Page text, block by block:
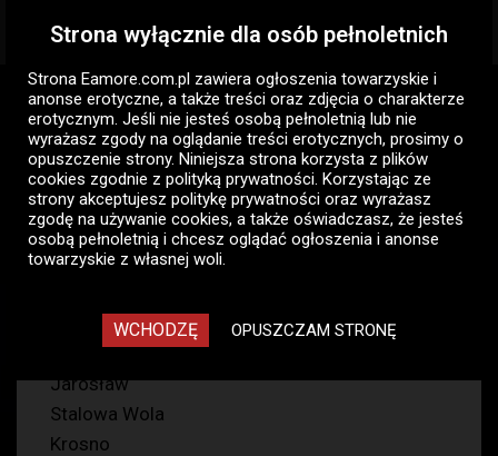
Eamore.com.pl Ogłoszenia pań
Pani szuka pana
Podkarpackie
Pani szuka pana - ogłoszenia
towarzyskie pań Podkarpackie
117
Rzeszów
Przemyśl
Jarosław
Stalowa Wola
Krosno
Strona wyłącznie dla osób pełnoletnich
Strona Eamore.com.pl zawiera ogłoszenia towarzyskie i
anonse erotyczne, a także treści oraz zdjęcia o charakterze
erotycznym. Jeśli nie jesteś osobą pełnoletnią lub nie
wyrażasz zgody na oglądanie treści erotycznych, prosimy o
opuszczenie strony. Niniejsza strona korzysta z plików
cookies zgodnie z polityką prywatności. Korzystając ze
strony akceptujesz politykę prywatności oraz wyrażasz
zgodę na używanie cookies, a także oświadczasz, że jesteś
osobą pełnoletnią i chcesz oglądać ogłoszenia i anonse
towarzyskie z własnej woli.
WCHODZĘ OPUSZCZAM STRONĘ